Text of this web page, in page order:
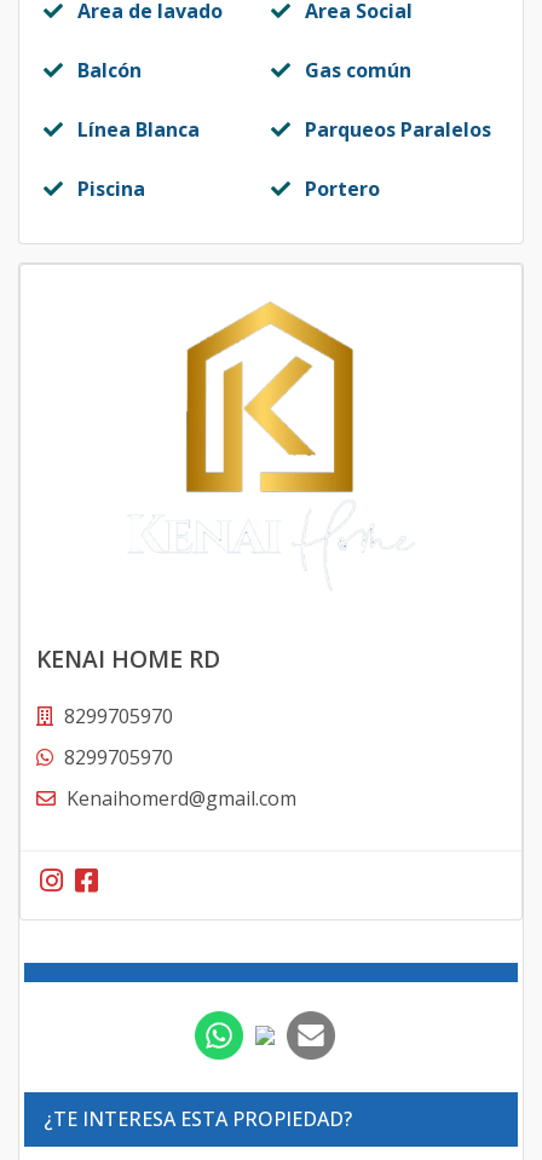
Area de lavado Area Social
Balcón Gas común
Línea Blanca Parqueos Paralelos
Piscina Portero
KENAI HOME RD
8299705970
8299705970
Kenaihomerd@gmail.com
¿TE INTERESA ESTA PROPIEDAD?